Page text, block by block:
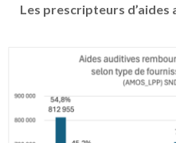
Les prescripteurs d’aides